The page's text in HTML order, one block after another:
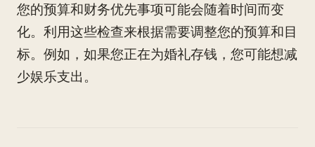
您的预算和财务优先事项可能会随着时间而变
化。利用这些检查来根据需要调整您的预算和目
标。例如，如果您正在为婚礼存钱，您可能想减
少娱乐支出。